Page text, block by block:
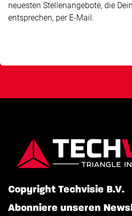
neuesten Stellenangebote, die
entsprechen, per E-Mail.
Copyright Techvisie B.V.
Abonniere unseren